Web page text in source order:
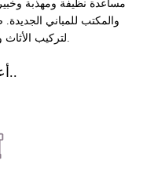
مساعدة نظيفة ومهذبة
والمكتب للمباني
لتركيب الأثاث والحفر والصحية والمزيد.
أعرف أكثر..